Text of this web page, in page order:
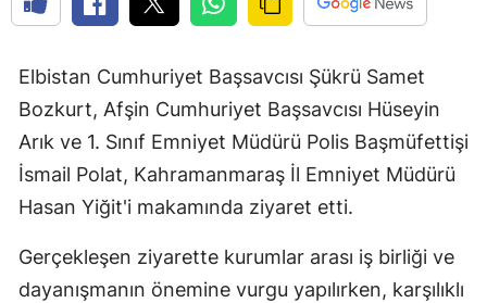
Elbistan Cumhuriyet Başsavcısı Şükrü Samet
Bozkurt, Afşin Cumhuriyet Başsavcısı Hüseyin
Arık ve 1. Sınıf Emniyet Müdürü Polis Başmüfettişi
İsmail Polat, Kahramanmaraş İl Emniyet Müdürü
Hasan Yiğit'i makamında ziyaret etti.
Gerçekleşen ziyarette kurumlar arası iş birliği ve
dayanışmanın önemine vurgu yapılırken, karşılıklı